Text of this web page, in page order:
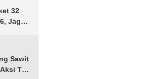
32
Jaga
Sawit
Tak